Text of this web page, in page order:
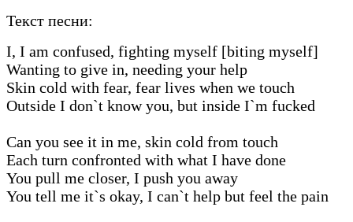
Текст песни:
I, I am confused, fighting myself [biting myself]
Wanting to give in, needing your help
Skin cold with fear, fear lives when we touch
Outside I don`t know you, but inside I`m fucked
Can you see it in me, skin cold from touch
Each turn confronted with what I have done
You pull me closer, I push you away
You tell me it`s okay, I can`t help but feel the pain